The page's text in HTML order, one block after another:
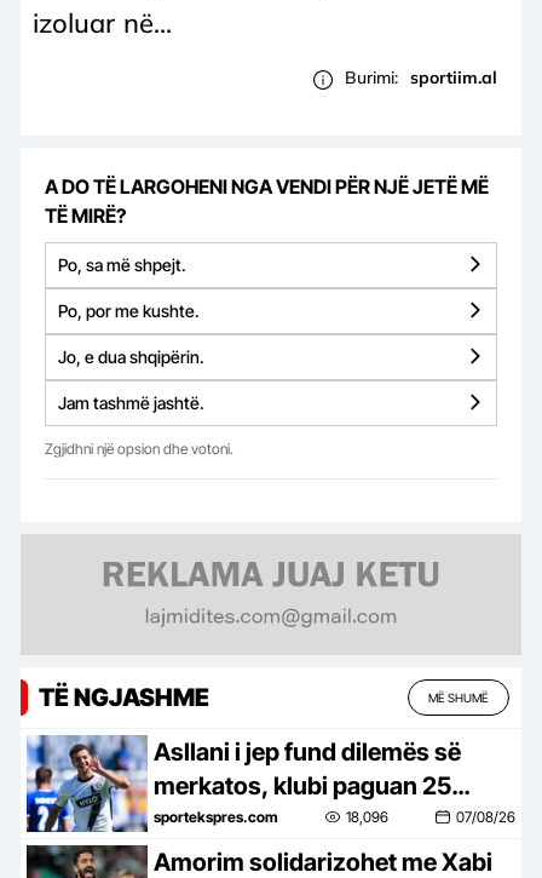
izoluar në...
Burimi: sportiim.al
A DO TË LARGOHENI NGA VENDI PËR NJË JETË MË
TË MIRË?
Po, sa më shpejt.
Po, por me kushte.
Jo, e dua shqipërin.
Jam tashmë jashtë.
Zgjidhni një opsion dhe votoni.
TË NGJASHME MË SHUMË
Asllani i jep fund dilemës së
merkatos, klubi paguan 25
milionë euro dhe i ofron kontratë
deri në vitin 2031
sportekspres.com 18,096 07/08/26
Amorim solidarizohet me Xabi